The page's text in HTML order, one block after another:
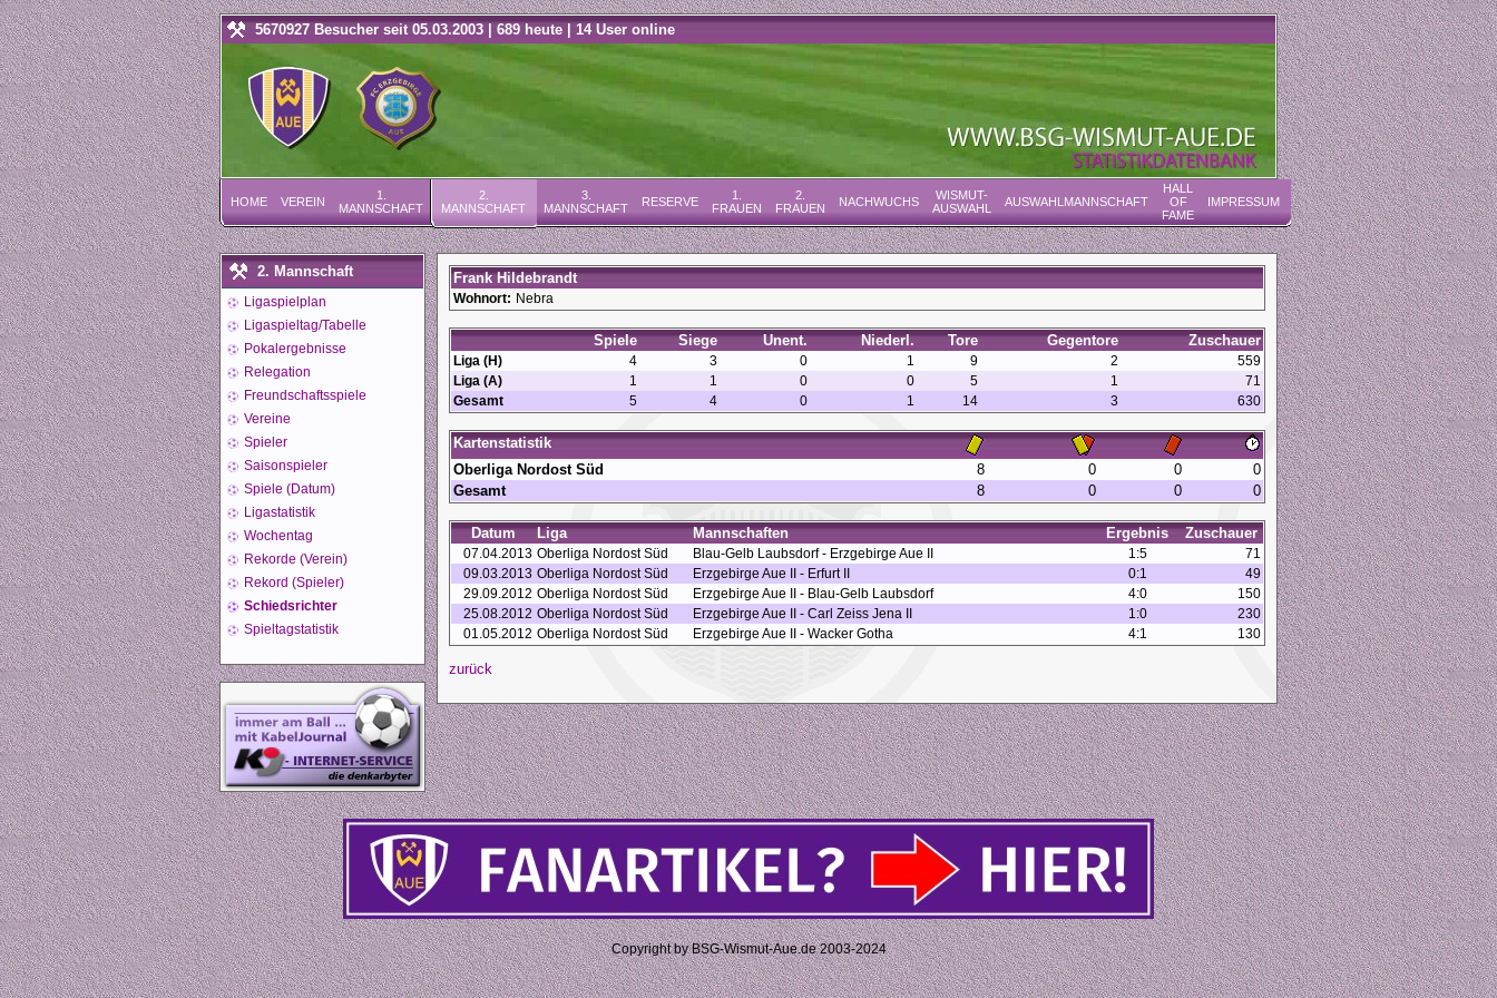
5670927 Besucher seit 05.03.2003 | 689 heute | 14 User online
HOME VEREIN
1.
MANNSCHAFT
2.
MANNSCHAFT
3.
MANNSCHAFT
RESERVE
1.
FRAUEN
2.
FRAUEN
NACHWUCHS
WISMUT-
AUSWAHL
AUSWAHLMANNSCHAFT
HALL
OF
FAME
IMPRESSUM
2. Mannschaft
Ligaspielplan
Ligaspieltag/Tabelle
Pokalergebnisse
Relegation
Freundschaftsspiele
Vereine
Spieler
Saisonspieler
Spiele (Datum)
Ligastatistik
Wochentag
Rekorde (Verein)
Rekord (Spieler)
Schiedsrichter
Spieltagstatistik
Frank Hildebrandt
Wohnort: Nebra
Spiele Siege Unent. Niederl. Tore Gegentore Zuschauer
Liga (H) 4 3 0 1 9 2
559
Liga (A)
1 1 0 0 5 1
71
Gesamt
5 4 0 1 14 3 630
Kartenstatistik
Oberliga Nordost Süd
8 0 0
0
Gesamt
8 0 0 0
Datum Liga Mannschaften Ergebnis Zuschauer
07.04.2013 Oberliga Nordost Süd Blau-Gelb Laubsdorf - Erzgebirge Aue II 1:5
71
09.03.2013 Oberliga Nordost Süd Erzgebirge Aue II - Erfurt II 0:1
49
29.09.2012 Oberliga Nordost Süd Erzgebirge Aue II - Blau-Gelb Laubsdorf 4:0
150
25.08.2012 Oberliga Nordost Süd Erzgebirge Aue II - Carl Zeiss Jena II 1:0
230
01.05.2012 Oberliga Nordost Süd Erzgebirge Aue II - Wacker Gotha 4:1 130
zurück
Copyright by BSG-Wismut-Aue.de 2003-2024